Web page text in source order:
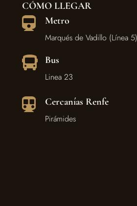
CÓMO LLEGAR
 Metro
Marqués de Vadillo (Línea 5)
 Bus
Linea 23
 Cercanías Renfe
Pirámides